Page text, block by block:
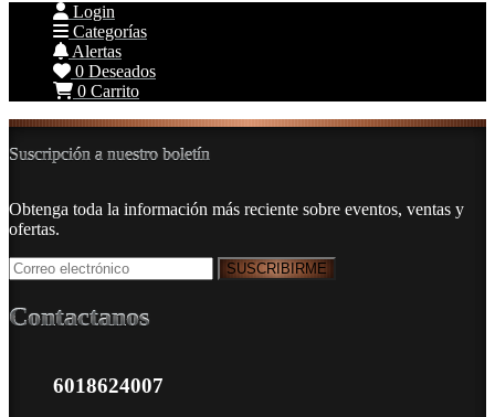
Login
Categorías
Alertas
0 Deseados
0 Carrito
Suscripción a nuestro boletín
Obtenga toda la información más reciente sobre eventos, ventas y
ofertas.
Contactanos
6018624007